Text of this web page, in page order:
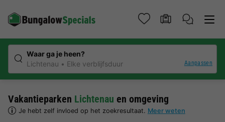
Waar ga je heen?
Lichtenau
Elke verblijfsduur Aanpassen
Vakantieparken Lichtenau en omgeving
Je hebt zelf invloed op het zoekresultaat. Meer weten